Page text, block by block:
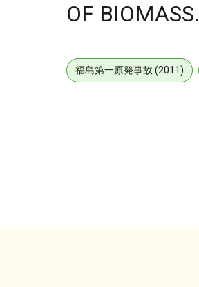
OF BIOMASS.
福島第一原発事故 (2011)